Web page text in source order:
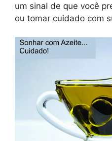
um sinal de que você
ou tomar cuidado com